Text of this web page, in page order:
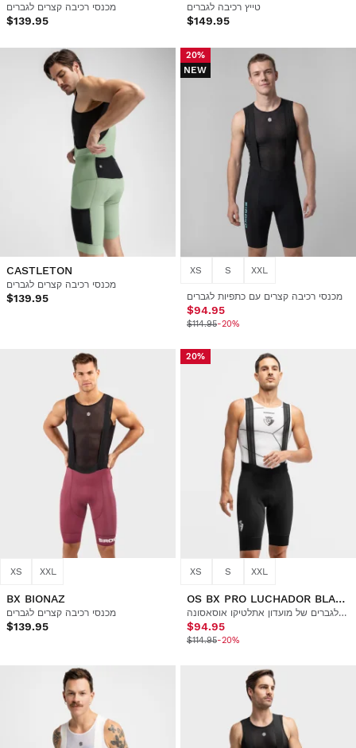
מכנסי רכיבה קצרים לגברים
$139.95
טייץ רכיבה לגברים
$149.95
CASTLETON
מכנסי רכיבה קצרים לגברים
$139.95
20%
NEW
XS S XXL
מכנסי רכיבה קצרים עם כתפיות לגברים
$94.95
$114.95-20%
XS XXL
BX BIONAZ
מכנסי רכיבה קצרים לגברים
$139.95
20%
XS S XXL
OS BX PRO LUCHADOR BLACK
מכנסי רכיבה קצרים לגברים של מועדון אתלטיקו אוסאסונה x Siroko
$94.95
$114.95-20%